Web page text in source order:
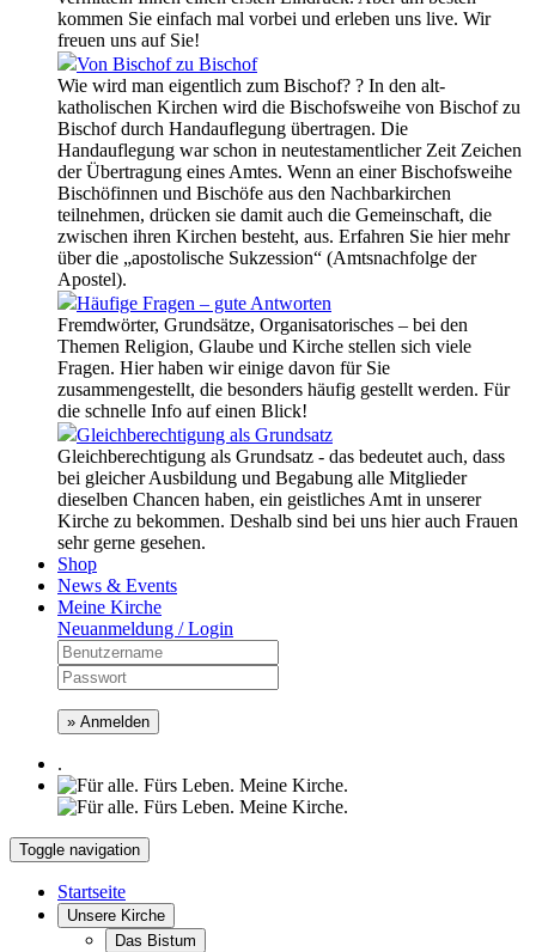
kommen Sie einfach mal vorbei und erleben uns live. Wir
freuen uns auf Sie!
Von Bischof zu Bischof
Wie wird man eigentlich zum Bischof? ? In den alt-
katholischen Kirchen wird die Bischofsweihe von Bischof zu
Bischof durch Handauflegung übertragen. Die
Handauflegung war schon in neutestamentlicher Zeit Zeichen
der Übertragung eines Amtes. Wenn an einer Bischofsweihe
Bischöfinnen und Bischöfe aus den Nachbarkirchen
teilnehmen, drücken sie damit auch die Gemeinschaft, die
zwischen ihren Kirchen besteht, aus. Erfahren Sie hier mehr
über die „apostolische Sukzession“ (Amtsnachfolge der
Apostel).
Häufige Fragen – gute Antworten
Fremdwörter, Grundsätze, Organisatorisches – bei den
Themen Religion, Glaube und Kirche stellen sich viele
Fragen. Hier haben wir einige davon für Sie
zusammengestellt, die besonders häufig gestellt werden. Für
die schnelle Info auf einen Blick!
Gleichberechtigung als Grundsatz
Gleichberechtigung als Grundsatz - das bedeutet auch, dass
bei gleicher Ausbildung und Begabung alle Mitglieder
dieselben Chancen haben, ein geistliches Amt in unserer
Kirche zu bekommen. Deshalb sind bei uns hier auch Frauen
sehr gerne gesehen.
Shop
News & Events
Meine Kirche
Neuanmeldung / Login
» Anmelden
.
Toggle navigation
Startseite
Unsere Kirche
Das Bistum